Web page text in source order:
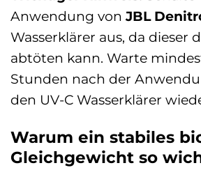
Anwendung vonJBL
Wasserklärer aus, da dieser
abtöten kann. Warte
Stunden nach der
den UV-C Wasserklärer
Warum ein stabiles
Gleichgewicht so